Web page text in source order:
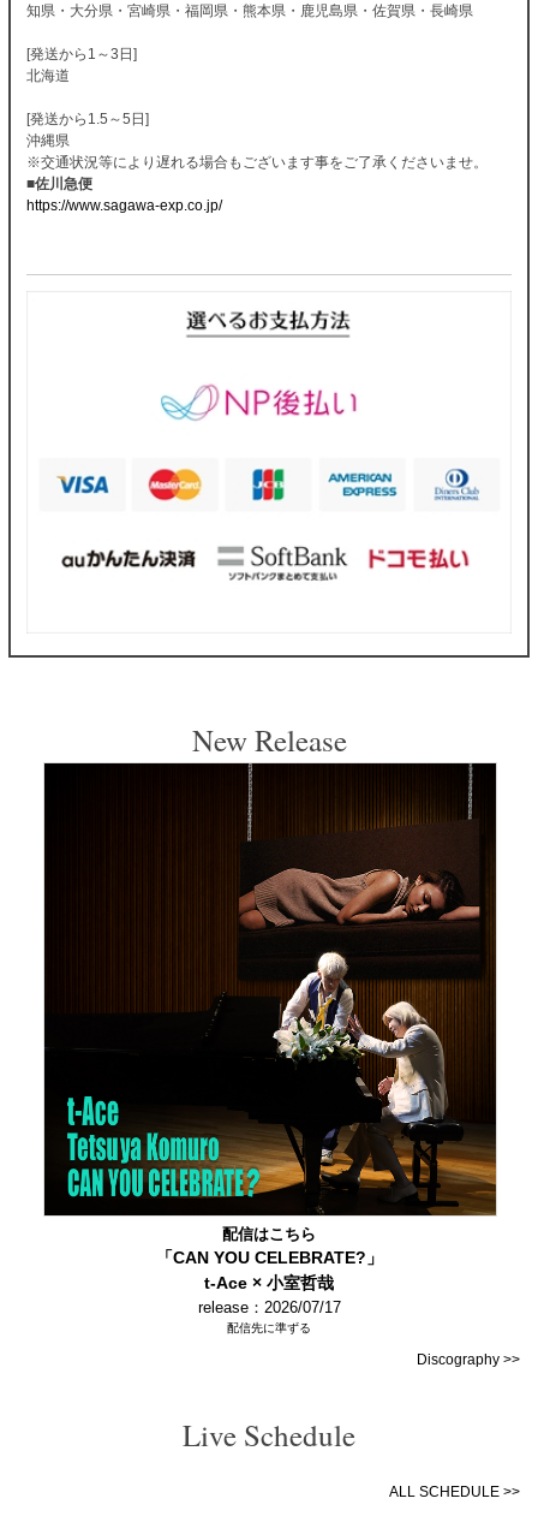
知県・大分県・宮崎県・福岡県・熊本県・鹿児島県・佐賀県・長崎県
[発送から1～3日]
北海道
[発送から1.5～5日]
沖縄県
※交通状況等により遅れる場合もございます事をご了承くださいませ。
■佐川急便
https://www.sagawa-exp.co.jp/
New Release
配信はこちら
「CAN YOU CELEBRATE?」
t-Ace × 小室哲哉
release：2026/07/17
配信先に準ずる
Discography >>
Live Schedule
ALL SCHEDULE >>